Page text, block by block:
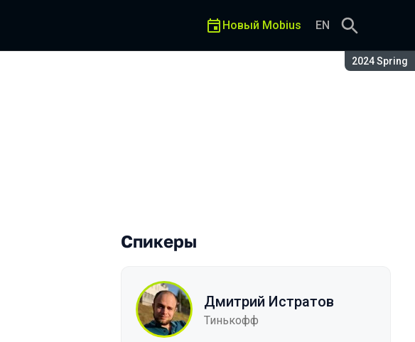
Сезон:
2024 Spring
Новый Mobius EN
Спикеры
Дмитрий Истратов
Тинькофф